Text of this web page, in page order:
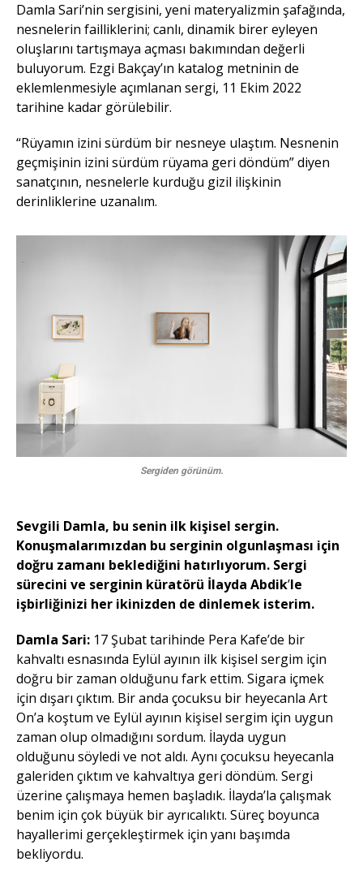
Damla Sari’nin sergisini, yeni materyalizmin şafağında,
nesnelerin failliklerini; canlı, dinamik birer eyleyen
oluşlarını tartışmaya açması bakımından değerli
buluyorum. Ezgi Bakçay’ın katalog metninin de
eklemlenmesiyle açımlanan sergi, 11 Ekim 2022
tarihine kadar görülebilir.
“Rüyamın izini sürdüm bir nesneye ulaştım. Nesnenin
geçmişinin izini sürdüm rüyama geri döndüm” diyen
sanatçının, nesnelerle kurduğu gizil ilişkinin
derinliklerine uzanalım.
Sergiden görünüm.
Sevgili Damla, bu senin ilk kişisel sergin.
Konuşmalarımızdan bu serginin olgunlaşması için
doğru zamanı beklediğini hatırlıyorum. Sergi
sürecini ve serginin küratörü İlayda Abdik’le
işbirliğinizi her ikinizden de dinlemek isterim.
Damla Sari: 17 Şubat tarihinde Pera Kafe’de bir
kahvaltı esnasında Eylül ayının ilk kişisel sergim için
doğru bir zaman olduğunu fark ettim. Sigara içmek
için dışarı çıktım. Bir anda çocuksu bir heyecanla Art
On’a koştum ve Eylül ayının kişisel sergim için uygun
zaman olup olmadığını sordum. İlayda uygun
olduğunu söyledi ve not aldı. Aynı çocuksu heyecanla
galeriden çıktım ve kahvaltıya geri döndüm. Sergi
üzerine çalışmaya hemen başladık. İlayda’la çalışmak
benim için çok büyük bir ayrıcalıktı. Süreç boyunca
hayallerimi gerçekleştirmek için yanı başımda
bekliyordu.